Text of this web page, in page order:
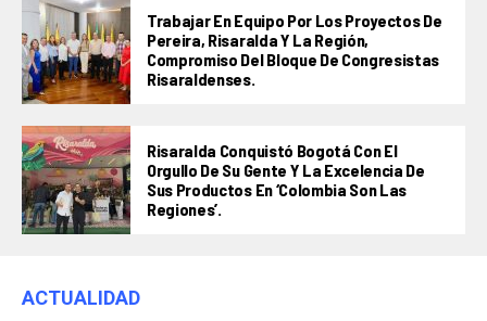
Trabajar En Equipo Por Los Proyectos De
Pereira, Risaralda Y La Región,
Compromiso Del Bloque De Congresistas
Risaraldenses.
Risaralda Conquistó Bogotá Con El
Orgullo De Su Gente Y La Excelencia De
Sus Productos En ‘Colombia Son Las
Regiones’.
ACTUALIDAD